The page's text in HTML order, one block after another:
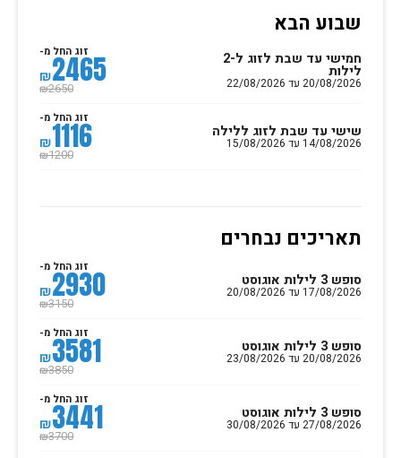
שבוע הבא
חמישי עד שבת לזוג ל-2
לילות
20/08/2026 עד 22/08/2026
זוג החל מ-
₪2465
₪2650
שישי עד שבת לזוג ללילה
14/08/2026 עד 15/08/2026
זוג החל מ-
₪1116
₪1200
תאריכים נבחרים
סופש 3 לילות אוגוסט
17/08/2026 עד 20/08/2026
זוג החל מ-
₪2930
₪3150
סופש 3 לילות אוגוסט
20/08/2026 עד 23/08/2026
זוג החל מ-
₪3581
₪3850
סופש 3 לילות אוגוסט
27/08/2026 עד 30/08/2026
זוג החל מ-
₪3441
₪3700